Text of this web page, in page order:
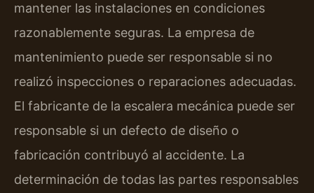
mantener las instalaciones en condiciones
razonablemente seguras. La empresa de
mantenimiento puede ser responsable si no
realizó inspecciones o reparaciones adecuadas.
El fabricante de la escalera mecánica puede ser
responsable si un defecto de diseño o
fabricación contribuyó al accidente. La
determinación de todas las partes responsables